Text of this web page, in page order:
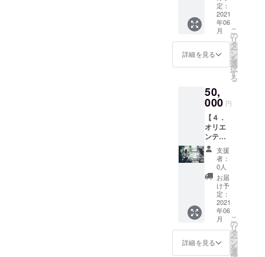
書籍
コー
ナーを
設置し
て並べ
ます
どのよ
うなこ
とを吸
収して
もらい
たいか
コメン
トをい
ただけ
ればそ
のコメ
ントも
合わせ
て閲覧
できる
ように
いたし
スペー
スが
オープ
ンして
から毎
月末に
１時間
程度の
ンテー
ション
を開催
しま
す。そ
こでは
士業の
実務家
や起業
家を招
待し
て、実
務で専
門家が
協業す
る実例
や経営
定：
2021
年06
月
詳細を見る
こ
の
リ
タ
ー
ン
を
選
択
す
る
50,
000 円
【４．
オリエ
ンテー
ション
録画動
画配信6
回分 】
自習ス
ペース
がオー
プンし
てから
毎月末
に１時
間程度
支援
者：
0人
お届
け予
定：
2021
年06
月
詳細を見る
こ
の
リ
タ
ー
ン
を
選